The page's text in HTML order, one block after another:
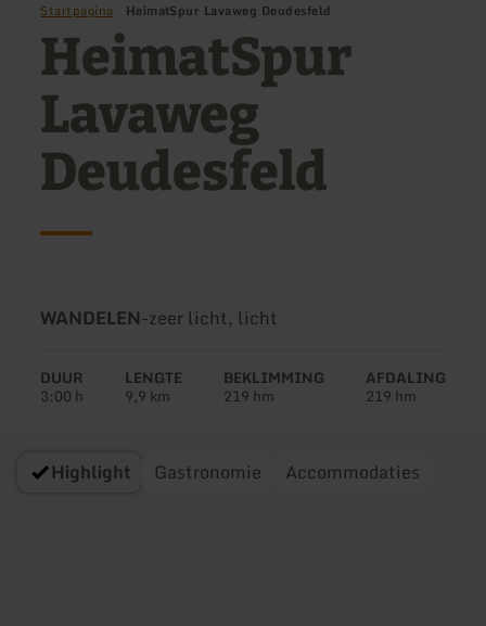
Startpagina HeimatSpur Lavaweg Deudesfeld
HeimatSpur
Lavaweg
Deudesfeld
Soort
WANDELEN-Moeilijkheidsgraad:
zeer licht, licht
DUUR
3:00 h
LENGTE
9,9 km
BEKLIMMING
219 hm
AFDALING
219 hm
Highlight Gastronomie Accommodaties